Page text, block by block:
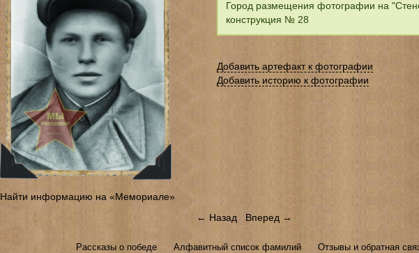
Найти информацию на «Мемориале»
Город размещения фотографии на
конструкция № 28
Добавить артефакт к фотографии
Добавить историю к фотографии
← Назад Вперед →
Рассказы о победе Алфавитный список фамилий Отзывы и обратная